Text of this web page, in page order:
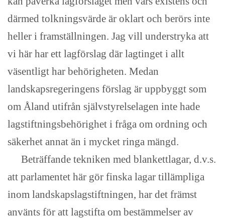
därmed tolkningsvärde är oklart och berörs inte
heller i framställningen. Jag vill understryka att
vi här har ett lagförslag där lagtinget i allt
väsentligt har behörigheten. Medan
landskapsregeringens förslag är uppbyggt som
om Åland utifrån självstyrelselagen inte hade
lagstiftningsbehörighet i fråga om ordning och
säkerhet annat än i mycket ringa mängd.
Beträffande tekniken med blankettlagar, d.v.s.
att parlamentet här gör finska lagar tillämpliga
inom landskapslagstiftningen, har det främst
använts för att lagstifta om bestämmelser av